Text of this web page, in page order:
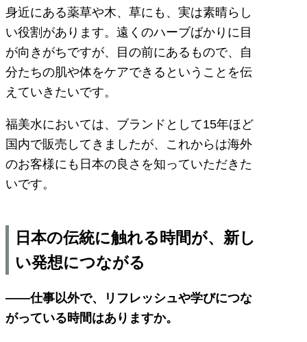
身近にある薬草や木、草にも、実は素晴らし
い役割があります。遠くのハーブばかりに目
が向きがちですが、目の前にあるもので、自
分たちの肌や体をケアできるということを伝
えていきたいです。
福美水においては、ブランドとして15年ほど
国内で販売してきましたが、これからは海外
のお客様にも日本の良さを知っていただきた
いです。
日本の伝統に触れる時間が、新し
い発想につながる
——仕事以外で、リフレッシュや学びにつな
がっている時間はありますか。